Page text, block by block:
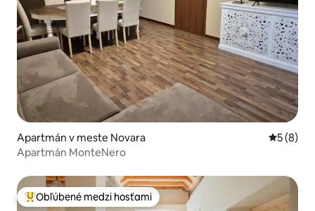
Apartmán v meste Novara
5 (8)
Apartmán MonteNero
Najobľúbenejšie medzi hosťami
Obľúbené medzi hosťami